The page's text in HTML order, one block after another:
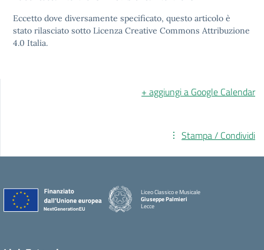
Eccetto dove diversamente specificato, questo articolo è
stato rilasciato sotto Licenza Creative Commons Attribuzione
4.0 Italia.
+ aggiungi a Google Calendar
Stampa / Condividi
Liceo Classico e Musicale
Giuseppe Palmieri
Lecce